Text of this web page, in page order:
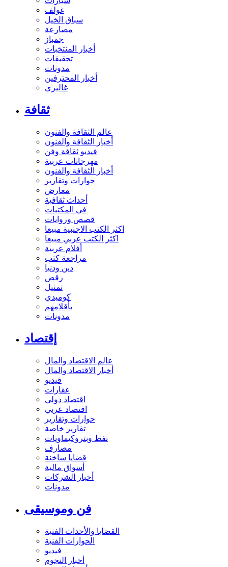
غولف
سباق الخيل
مصارعة
جمباز
أخبار المنتخبات
تحقيقات
مدونات
أخبار المحترفين
غاليري
ثقافة
عالم الثقافة والفنون
أخبار الثقافة والفنون
فيديو ثقافة وفن
مهرجانات عربية
أخبار الثقافة والفنون
حوارات وتقارير
معارض
أحداث ثقافية
في المكتبات
قصص وروايات
اكثر الكتب الاجنبية مبيعا
اكثر الكتب عربي مبيعا
أفلام عربية
مراجعة كتب
دين ودنيا
رقص
تمثيل
كوميدي
بأقلامهم
مدونات
إقتصاد
عالم الاقتصاد والمال
أخبار الاقتصاد والمال
فيديو
عقارات
اقتصاد دولي
اقتصاد عربي
حوارات وتقارير
تقارير خاصة
نفط وبتروكيماويات
مصارف
قضايا ساخنة
أسواق مالية
أخبار الشركات
مدونات
فن وموسيقى
القضايا والأحداث الفنية
الحوارات الفنية
فيديو
أخبار النجوم